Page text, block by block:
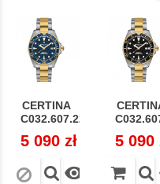
CERTINA
C032.607.22.041.00...
Cena
5 090 zł

Cena
5 090